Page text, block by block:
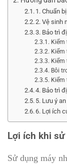
1. Chuẩn
2. Vệ sinh
3. Bảo trì
Kiểm
Kiểm
Kiểm
Bôi
Kiểm
4. Bảo trì
5. Lưu ý
6. Lợi ích
Lợi ích khi sử
Sử dụng máy